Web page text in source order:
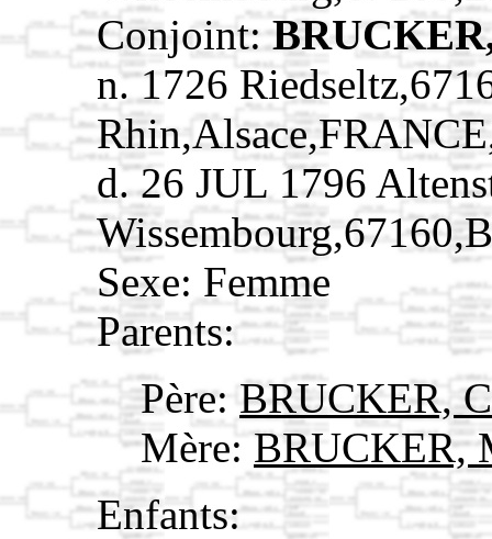
Conjoint:
n. 1726
d. 26 JUL 1796
Sexe: Femme
Parents:
Père: BRUCKER,
Mère:BRUCKER,
Enfants: